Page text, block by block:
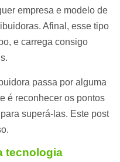
empresa e modelo de
Afinal, esse tipo
e carrega consigo
passa por alguma
é reconhecer os pontos
superá-las. Este post
tecnologia